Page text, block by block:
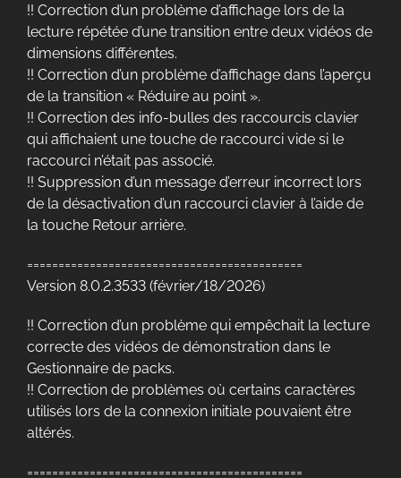
!! Correction d’un problème d’affichage lors de la
lecture répétée d’une transition entre deux vidéos de
dimensions différentes.
!! Correction d’un problème d’affichage dans l’aperçu
de la transition « Réduire au point ».
!! Correction des info-bulles des raccourcis clavier
qui affichaient une touche de raccourci vide si le
raccourci n’était pas associé.
!! Suppression d’un message d’erreur incorrect lors
de la désactivation d’un raccourci clavier à l’aide de
la touche Retour arrière.
============================================
Version 8.0.2.3533 (février/18/2026)
!! Correction d’un problème qui empêchait la lecture
correcte des vidéos de démonstration dans le
Gestionnaire de packs.
!! Correction de problèmes où certains caractères
utilisés lors de la connexion initiale pouvaient être
altérés.
============================================